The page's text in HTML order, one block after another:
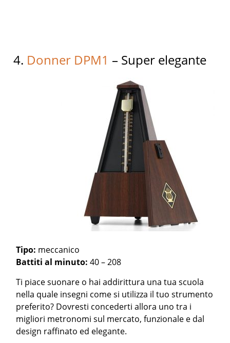
4. Donner DPM1 – Super elegante
Tipo: meccanico
Battiti al minuto:40 – 208
Ti piace suonare o hai addirittura una tua scuola
nella quale insegni come si utilizza il tuo strumento
preferito? Dovresti concederti allora uno tra i
migliori metronomi sul mercato, funzionale e dal
design raffinato ed elegante.